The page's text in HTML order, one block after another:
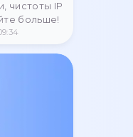
качество
покупкой:
StableProxy
из 10 пунктов: